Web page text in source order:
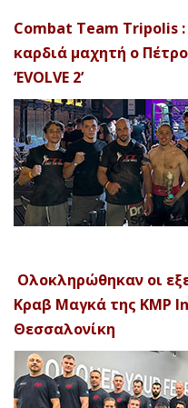
Combat Team Tripolis
καρδιά μαχητή ο
‘EVOLVE 2’
Ολοκληρώθηκαν οι
Κραβ Μαγκά της KMP
Θεσσαλονίκη